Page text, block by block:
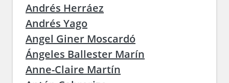
Andrés Herráez
Andrés Yago
Angel Giner Moscardó
Ángeles Ballester Marín
Anne-Claire Martín